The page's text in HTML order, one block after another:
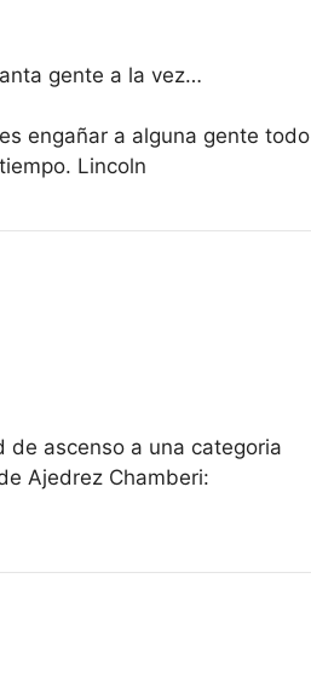
gente a la vez…
engañar a alguna gente todo
Lincoln
de ascenso a una categoria
Ajedrez Chamberi: